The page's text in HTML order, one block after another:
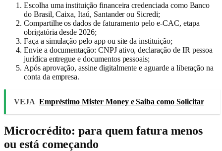
Escolha uma instituição financeira credenciada como Banco
do Brasil, Caixa, Itaú, Santander ou Sicredi;
Compartilhe os dados de faturamento pelo e-CAC, etapa
obrigatória desde 2026;
Faça a simulação pelo app ou site da instituição;
Envie a documentação: CNPJ ativo, declaração de IR pessoa
jurídica entregue e documentos pessoais;
Após aprovação, assine digitalmente e aguarde a liberação na
conta da empresa.
VEJA Empréstimo Mister Money e Saiba como Solicitar
Microcrédito: para quem fatura menos
ou está começando